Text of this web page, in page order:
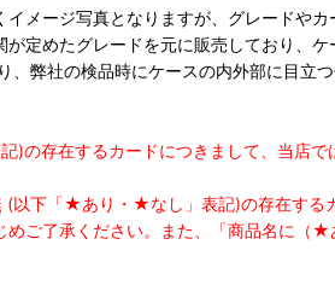
メージ写真となりますが、グレードやカ
定めたグレードを元に販売しており、
、弊社の検品時にケースの内外部に目立
)の存在するカードにつきまして、当店
(以下「★あり・★なし」表記)の存在す
めご了承ください。また、「商品名に（